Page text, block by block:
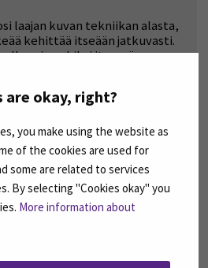
are okay, right?
you make using the website as
of the cookies are used for
some are related to services
By selecting "Cookies okay" you
More information about
laajan kuvan tekniikan alasta,
kehittää itseään jatkuvasti.
esimerkiksi itsensä